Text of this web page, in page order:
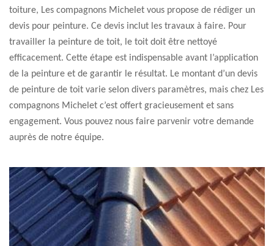
toiture, Les compagnons Michelet vous propose de rédiger un
devis pour peinture. Ce devis inclut les travaux à faire. Pour
travailler la peinture de toit, le toit doit être nettoyé
efficacement. Cette étape est indispensable avant l’application
de la peinture et de garantir le résultat. Le montant d’un devis
de peinture de toit varie selon divers paramètres, mais chez Les
compagnons Michelet c’est offert gracieusement et sans
engagement. Vous pouvez nous faire parvenir votre demande
auprès de notre équipe.